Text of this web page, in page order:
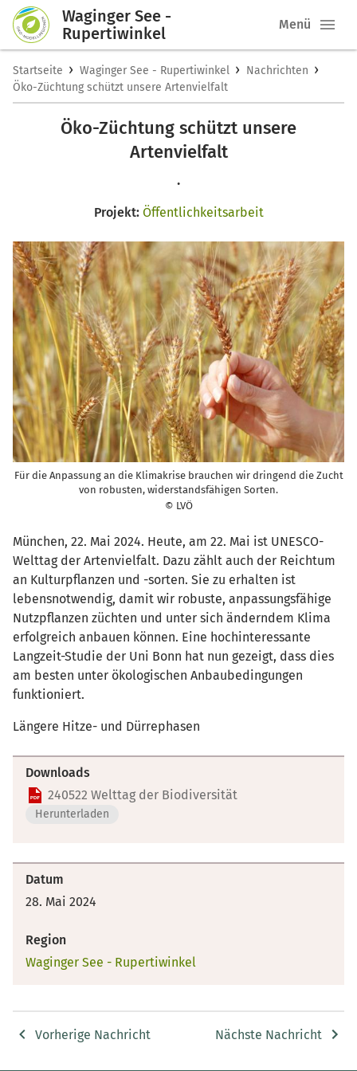
Waginger See -
Rupertiwinkel
Menü
Startseite › Waginger See - Rupertiwinkel › Nachrichten ›
Öko-Züchtung schützt unsere Artenvielfalt
Öko-Züchtung schützt unsere
Artenvielfalt
.
Projekt: Öffentlichkeitsarbeit
Für die Anpassung an die Klimakrise brauchen wir dringend die Zucht
von robusten, widerstandsfähigen Sorten.
© LVÖ
München, 22. Mai 2024. Heute, am 22. Mai ist UNESCO-
Welttag der Artenvielfalt. Dazu zählt auch der Reichtum
an Kulturpflanzen und -sorten. Sie zu erhalten ist
lebensnotwendig, damit wir robuste, anpassungsfähige
Nutzpflanzen züchten und unter sich änderndem Klima
erfolgreich anbauen können. Eine hochinteressante
Langzeit-Studie der Uni Bonn hat nun gezeigt, dass dies
am besten unter ökologischen Anbaubedingungen
funktioniert.
Längere Hitze- und Dürrephasen
Downloads
240522 Welttag der Biodiversität
Herunterladen
Datum
28. Mai 2024
Region
Waginger See - Rupertiwinkel
Vorherige Nachricht Nächste Nachricht